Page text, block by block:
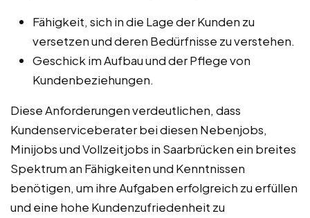
Fähigkeit, sich in die Lage der Kunden zu
versetzen und deren Bedürfnisse zu verstehen.
Geschick im Aufbau und der Pflege von
Kundenbeziehungen.
Diese Anforderungen verdeutlichen, dass
Kundenserviceberater bei diesen Nebenjobs,
Minijobs und Vollzeitjobs in Saarbrücken ein breites
Spektrum an Fähigkeiten und Kenntnissen
benötigen, um ihre Aufgaben erfolgreich zu erfüllen
und eine hohe Kundenzufriedenheit zu